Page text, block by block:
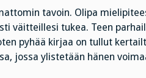
tavoin. Olipa
väitteillesi tukea. Teen
pyhää kirjaa on tullut
jossa ylistetään hänen